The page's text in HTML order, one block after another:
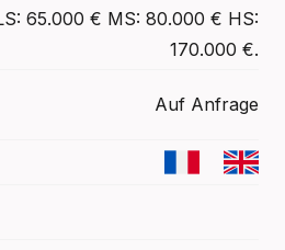
65.000 € MS: 80.000 € HS:
170.000 €.
Auf Anfrage